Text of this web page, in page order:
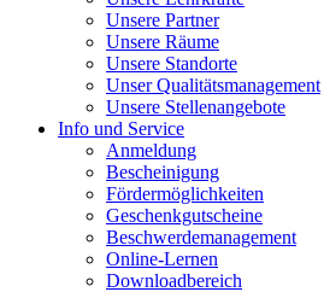
Unsere Partner
Unsere Räume
Unsere Standorte
Unser Qualitätsmanagement
Unsere Stellenangebote
Info und Service
Anmeldung
Bescheinigung
Fördermöglichkeiten
Geschenkgutscheine
Beschwerdemanagement
Online-Lernen
Downloadbereich